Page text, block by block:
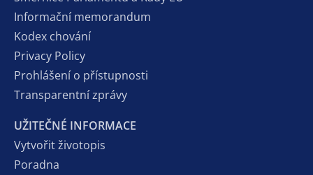
Informační memorandum
Kodex chování
Privacy Policy
Prohlášení o přístupnosti
Transparentní zprávy
UŽITEČNÉ INFORMACE
Vytvořit životopis
Poradna